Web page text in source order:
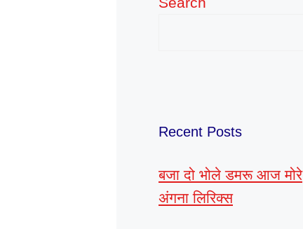
Recent Posts
बजा दो भोले डमरू आज मोरे
अंगना लिरिक्स